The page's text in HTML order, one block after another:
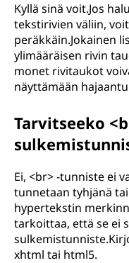
Kyllä sinä voit.Jos
tekstirivien väliin,
peräkkäin.Jokainen
ylimääräisen rivin
monet rivitaukot
näyttämään
Tarvitseeko
Ei, <br> -tunniste ei
tunnetaan tyhjänä
hypertekstin
tarkoittaa, että se ei
xhtml tai html5.